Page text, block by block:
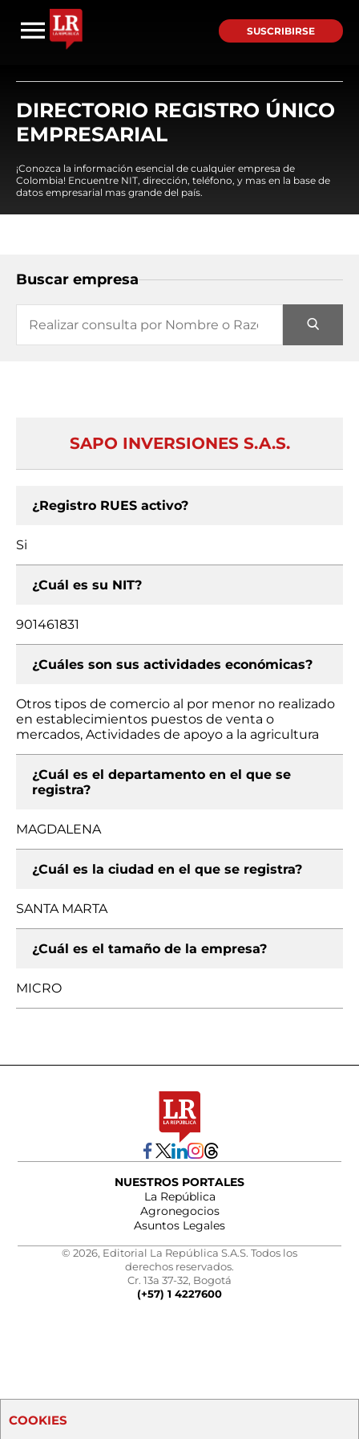
SUSCRIBIRSE
DIRECTORIO REGISTRO ÚNICO
EMPRESARIAL
¡Conozca la información esencial de cualquier empresa de
Colombia! Encuentre NIT, dirección, teléfono, y mas en la base de
datos empresarial mas grande del país.
Buscar empresa
SAPO INVERSIONES S.A.S.
¿Registro RUES activo?
Si
¿Cuál es su NIT?
901461831
¿Cuáles son sus actividades económicas?
Otros tipos de comercio al por menor no realizado
en establecimientos puestos de venta o
mercados, Actividades de apoyo a la agricultura
¿Cuál es el departamento en el que se
registra?
MAGDALENA
¿Cuál es la ciudad en el que se registra?
SANTA MARTA
¿Cuál es el tamaño de la empresa?
MICRO
NUESTROS PORTALES
La República
Agronegocios
Asuntos Legales
© 2026, Editorial La República S.A.S. Todos los
derechos reservados.
Cr. 13a 37-32, Bogotá
(+57) 1 4227600
COOKIES